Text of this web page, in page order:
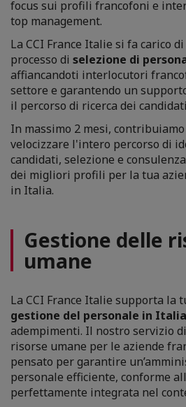
focus sui profili francofoni e
top management.
La CCI France Italie si fa carico
processo di selezione di
affiancandoti interlocutori
settore e garantendo un
il percorso di ricerca dei
In massimo 2 mesi,
velocizzare l'intero percorso di
candidati, selezione e
dei migliori profili per la tua
in Italia.
Gestione delle
umane
La CCI France Italie supporta la
gestione del personale in Italia
adempimenti. Il nostro servizio
risorse umane per le aziende
pensato per garantire
personale efficiente, conforme
perfettamente integrata nel